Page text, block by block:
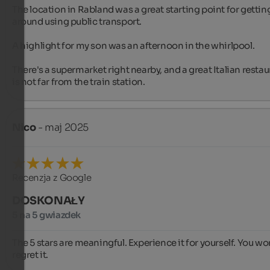
The location in Rabland was a great starting point for
around using public transport.
A highlight for my son was an afternoon in the whirlpool.
There's a supermarket right nearby, and a great Italian
is not far from the train station.
Nico- maj 2025
Recenzja z Google
DOSKONAŁY
5 na 5 gwiazdek
The 5 stars are meaningful. Experience it for yourself. You
regret it.